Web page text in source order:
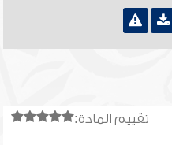
تقييم المادة: